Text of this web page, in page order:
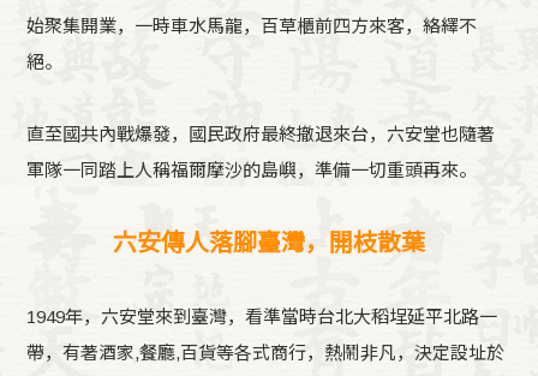
始聚集開業，一時車水馬龍，百草櫃前四方來客，絡繹不
絕。
直至國共內戰爆發，國民政府最終撤退來台，六安堂也隨著
軍隊一同踏上人稱福爾摩沙的島嶼，準備一切重頭再來。
六安傳人落腳臺灣，開枝散葉
1949年，六安堂來到臺灣，看準當時台北大稻埕延平北路一
帶，有著酒家,餐廳,百貨等各式商行，熱鬧非凡，決定設址於